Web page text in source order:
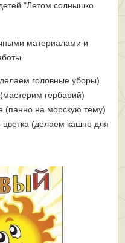
"Летом солнышко
материалами и
головные уборы)
гербарий)
на морскую тему)
(делаем кашпо для